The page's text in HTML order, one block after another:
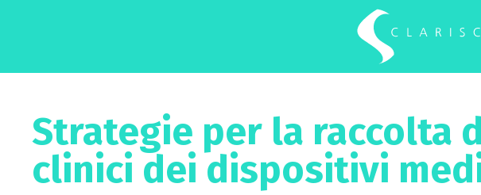
Strategie per la raccolta
clinici dei dispositivi